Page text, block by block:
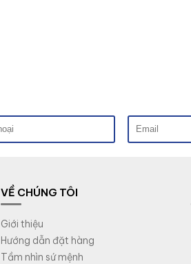
VỀ CHÚNG TÔI
Giới thiệu
Hướng dẫn đặt hàng
Tầm nhìn sứ mệnh